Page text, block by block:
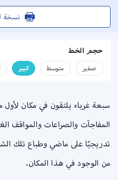
نسخة
حجم الخط
صفير متوسط كبير
سبعة غرباء يلتقون في مكان لأول
المفاجآت والصراعات والمواقف
تدريجيًا على ماضي وطباع تلك
من الوجود في هذا المكان.